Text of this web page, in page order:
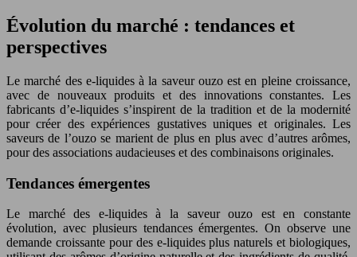
Évolution du marché : tendances et
perspectives
Le marché des e-liquides à la saveur ouzo est en pleine croissance,
avec de nouveaux produits et des innovations constantes. Les
fabricants d’e-liquides s’inspirent de la tradition et de la modernité
pour créer des expériences gustatives uniques et originales. Les
saveurs de l’ouzo se marient de plus en plus avec d’autres arômes,
pour des associations audacieuses et des combinaisons originales.
Tendances émergentes
Le marché des e-liquides à la saveur ouzo est en constante
évolution, avec plusieurs tendances émergentes. On observe une
demande croissante pour des e-liquides plus naturels et biologiques,